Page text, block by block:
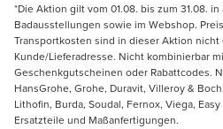
*Die Aktion gilt vom 01.08. bis zum 31.08.
Badausstellungen sowie im Webshop.
Transportkosten sind in dieser Aktion
Kunde/Lieferadresse. Nicht kombinierbar
Geschenkgutscheinen oder Rabattcodes.
HansGrohe, Grohe, Duravit, Villeroy &
Lithofin, Burda, Soudal, Fernox, Viega,
Ersatzteile und Maßanfertigungen.